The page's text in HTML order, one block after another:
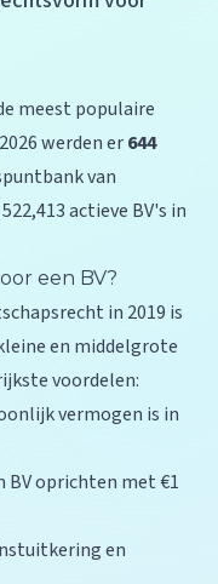
meest populaire
werden er644
van
actieve BV's in
een BV?
in 2019 is
en middelgrote
voordelen:
vermogen is in
BV oprichten met €1
en